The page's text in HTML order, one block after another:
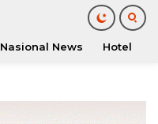
Nasional News Hotel